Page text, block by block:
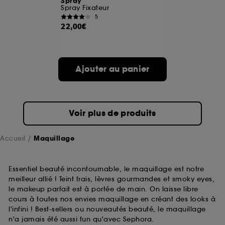
Spray Fixateur
5
22,00€
Ajouter au panier
Voir plus de produits
Accueil Maquillage
Essentiel beauté incontournable, le maquillage est notre
meilleur allié ! Teint frais, lèvres gourmandes et smoky eyes,
le makeup parfait est à portée de main. On laisse libre
cours à toutes nos envies maquillage en créant des looks à
l'infini ! Best-sellers ou nouveautés beauté, le maquillage
n'a jamais été aussi fun qu'avec Sephora.
A l'exception des cookies techniques, le dépôt et la
lecture de ces traceurs requiert votre accord. Vous
choix" ci-dessous ou décider de "tout accepter".
Sephora pourra associer les informations de
navigation collectées par ces Cookies, pour les
sur "continuer sans accepter". Voous pouvez à tout
moment choisir de retirer votrte consentement. Si vous
souhaitez obtenir plus d'information sur les cookies